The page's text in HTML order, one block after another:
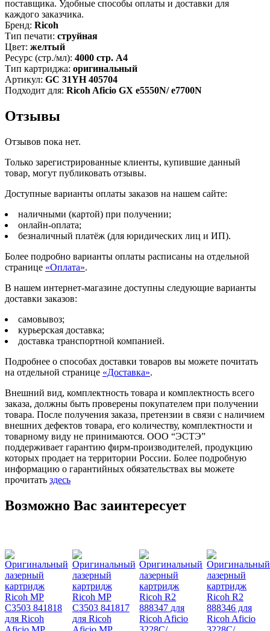
увеличенный,
поставщика. Удобные способы оплаты и доставки для
каждого заказчика.
Бренд: Ricoh
Тип печати: струйная
Цвет: желтый
Ресурс (стр./мл): 4000 стр. А4
Тип картриджа: оригинальный
Артикул: GC 31YH 405704
Подходит для: Ricoh Aficio GX e5550N/ e7700N
Отзывы
Отзывов пока нет.
Только зарегистрированные клиенты, купившие данный
товар, могут публиковать отзывы.
Доступные варианты оплаты заказов на нашем сайте:
наличными (картой) при получении;
онлайн-оплата;
безналичный платёж (для юридических лиц и ИП).
Более подробно варианты оплаты расписаны на отдельной
странице «Оплата».
В нашем интернет-магазине доступны следующие варианты
доставки заказов:
самовывоз;
курьерская доставка;
доставка транспортной компанией.
Подробнее о способах доставки товаров вы можете почитать
на отдельной странице «Доставка».
Внешний вид, комплектность товара и комплектность всего
заказа, должны быть проверены покупателем при получении
товара. После получения заказа, претензии в связи с наличием
внешних дефектов товара, его количеству, комплектности и
товарному виду не принимаются. ООО “ЭСТЭ”
поддерживает гарантию фирм-производителей, продукцию
которых продает на территории России. Более подробную
информацию о гарантийных обязательствах вы можете
прочитать здесь
Возможно Вас заинтересует